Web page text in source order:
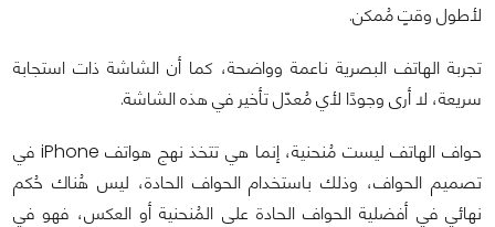
لأطول وقتٍ مُمكن.
تجربة الهاتف البصرية ناعمة وواضحة، كما أن الشاشة ذات استجابة
سريعة، لا أرى وجودًا لأي مُعدّل تأخير في هذه الشاشة.
حواف الهاتف ليست مُنحنية، إنما هي تتخذ نهج هواتف iPhone في
تصميم الحواف، وذلك باستخدام الحواف الحادة، ليس هُناك حُكم
نهائي في أفضلية الحواف الحادة على المُنحنية أو العكس، فهو في